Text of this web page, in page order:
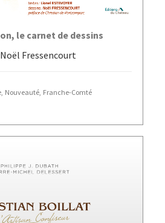
AJOUTER AU PANIER
le carnet de dessins
Fressencourt
, Nouveauté, Franche-Comté